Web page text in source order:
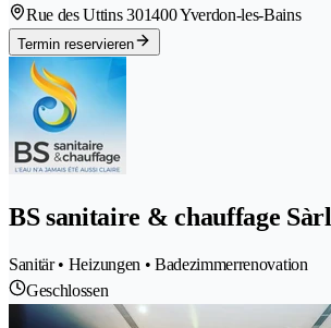
Rue des Uttins 301400 Yverdon-les-Bains
Termin reservieren
BS sanitaire & chauffage Sàrl
Sanitär • Heizungen • Badezimmerrenovation
Geschlossen